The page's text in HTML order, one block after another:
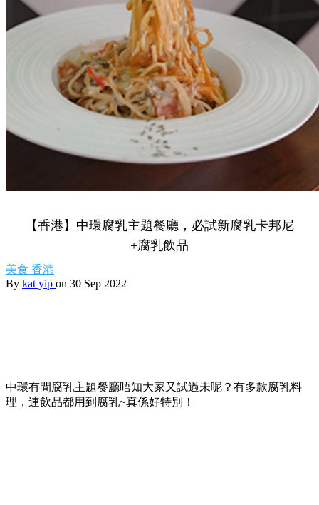
【香港】中環腐乳主題餐廳，必試新腐乳卡邦尼
+腐乳飲品
美食 香港
By kat yip on 30 Sep 2022
中環有間腐乳主題餐廳唔知大家又試過未呢？有多款腐乳料
理，連飲品都用到腐乳~真係好特別！